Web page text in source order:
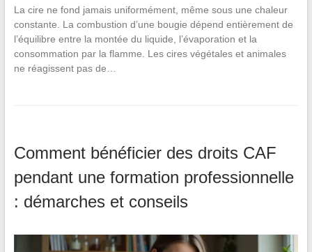
La cire ne fond jamais uniformément, même sous une chaleur
constante. La combustion d’une bougie dépend entièrement de
l’équilibre entre la montée du liquide, l’évaporation et la
consommation par la flamme. Les cires végétales et animales
ne réagissent pas de…
Comment bénéficier des droits CAF
pendant une formation professionnelle
: démarches et conseils